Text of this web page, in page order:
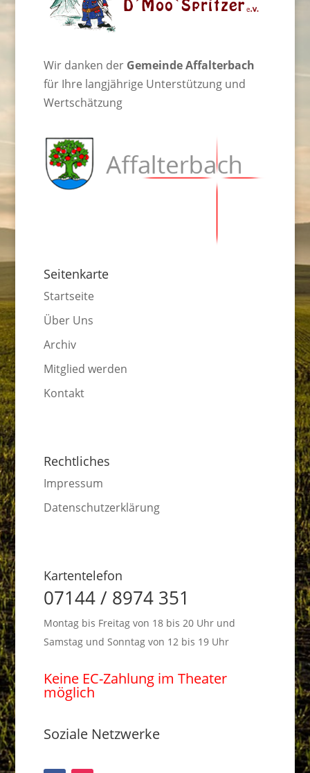
Wir danken der Gemeinde Affalterbach
für Ihre langjährige Unterstützung und
Wertschätzung
Seitenkarte
Startseite
Über Uns
Archiv
Mitglied werden
Kontakt
Rechtliches
Impressum
Datenschutzerklärung
Kartentelefon
07144 / 8974 351
Montag bis Freitag von 18 bis 20 Uhr und
Samstag und Sonntag von 12 bis 19 Uhr
Keine EC-Zahlung im Theater
möglich
Soziale Netzwerke